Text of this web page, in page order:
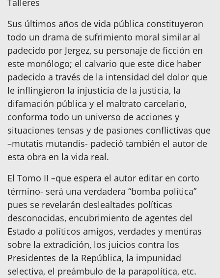
Talleres
Sus últimos años de vida pública constituyeron
todo un drama de sufrimiento moral similar al
padecido por Jergez, su personaje de ficción en
este monólogo; el calvario que este dice haber
padecido a través de la intensidad del dolor que
le inflingieron la injusticia de la justicia, la
difamación pública y el maltrato carcelario,
conforma todo un universo de acciones y
situaciones tensas y de pasiones conflictivas que
–mutatis mutandis- padeció también el autor de
esta obra en la vida real.
El Tomo II –que espera el autor editar en corto
término- será una verdadera “bomba política”
pues se revelarán deslealtades políticas
desconocidas, encubrimiento de agentes del
Estado a políticos amigos, verdades y mentiras
sobre la extradición, los juicios contra los
Presidentes de la República, la impunidad
selectiva, el preámbulo de la parapolítica, etc.